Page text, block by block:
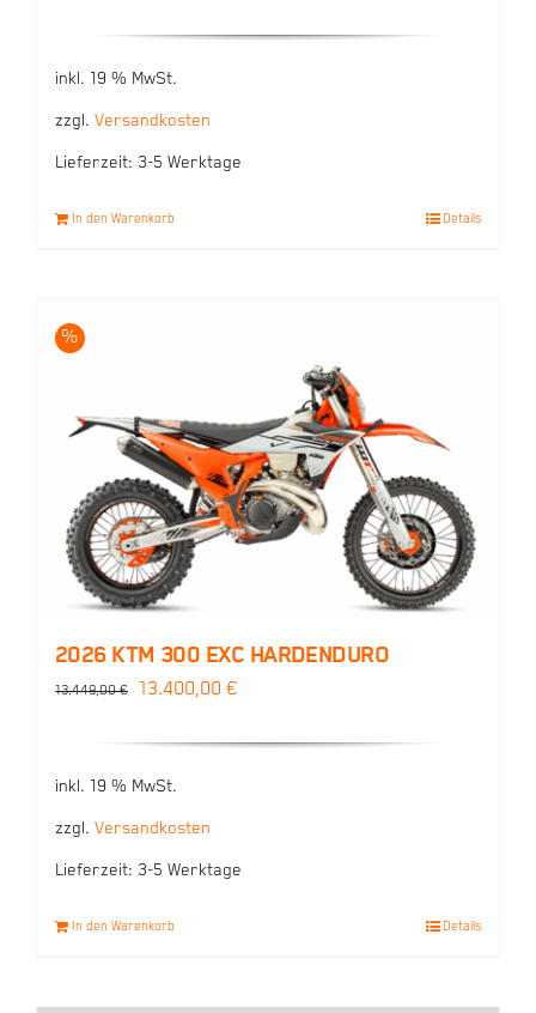
11.499,00 €
inkl. 19 % MwSt.
zzgl. Versandkosten
Lieferzeit: 3-5 Werktage
In den Warenkorb Details
%
2026 KTM 300 EXC HARDENDURO
13.449,00€
Ursprünglicher
13.449,00 €
13.400,00 €Aktueller
inkl. 19 % MwSt.
zzgl. Versandkosten
Lieferzeit: 3-5 Werktage
In den Warenkorb Details